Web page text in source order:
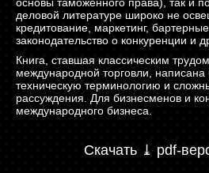
деловой литературе широко не
кредитование, маркетинг,
законодательство о конкуренции и
Книга, ставшая классическим
международной торговли,
техническую терминологию и
рассуждения. Для бизнесменов и
международного бизнеса.
Скачать ⤓ pdf-